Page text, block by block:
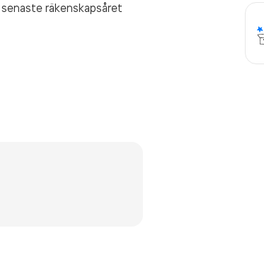
senaste räkenskapsåret